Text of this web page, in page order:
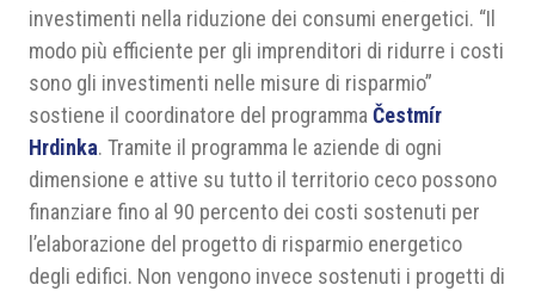
investimenti nella riduzione dei consumi energetici. “Il
modo più efficiente per gli imprenditori di ridurre i costi
sono gli investimenti nelle misure di risparmio”
sostiene il coordinatore del programma Čestmír
Hrdinka. Tramite il programma le aziende di ogni
dimensione e attive su tutto il territorio ceco possono
finanziare fino al 90 percento dei costi sostenuti per
l’elaborazione del progetto di risparmio energetico
degli edifici. Non vengono invece sostenuti i progetti di